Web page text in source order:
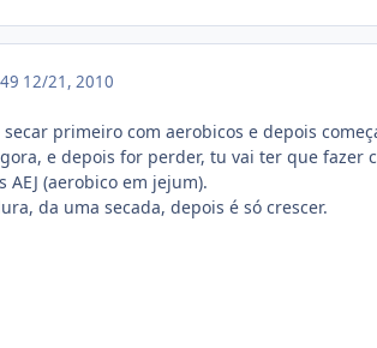
12/21, 2010
primeiro com aerobicos e depois
e depois for perder, tu vai ter que
(aerobico em jejum).
da uma secada, depois é só crescer.